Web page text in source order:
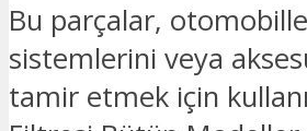
Bu parçalar,
sistemlerini veya
tamir etmek için